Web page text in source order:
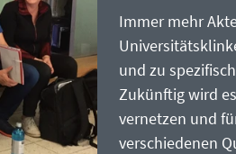
Immer mehr
und zu
Zukünftig wird
vernetzen und
verschiedenen